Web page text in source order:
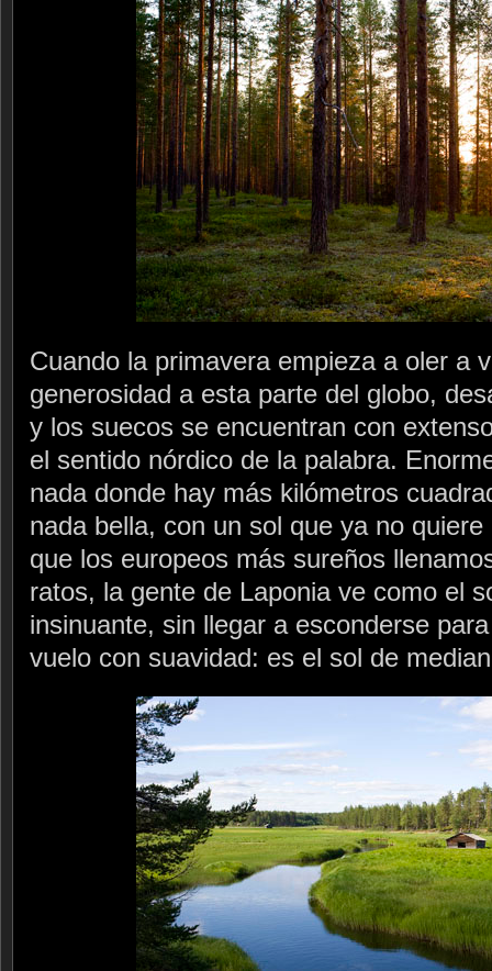
Cuando la primavera empieza a oler a
generosidad a esta parte del globo,
y los suecos se encuentran con
el sentido nórdico de la palabra.
nada donde hay más kilómetros
nada bella, con un sol que ya no
que los europeos más sureños
ratos, la gente de Laponia ve como el
insinuante, sin llegar a esconderse
vuelo con suavidad: es el sol de